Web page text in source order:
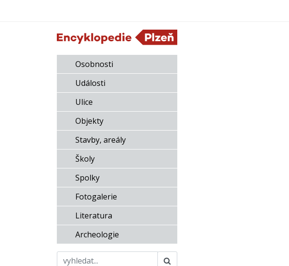
Osobnosti
Události
Ulice
Objekty
Stavby, areály
Školy
Spolky
Fotogalerie
Literatura
Archeologie